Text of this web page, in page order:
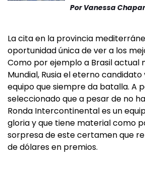
Por Vanessa
La cita en la provincia
oportunidad única de ver a los
Como por ejemplo a Brasil actual
Mundial, Rusia el eterno candidato
equipo que siempre da batalla. A
seleccionado que a pesar de no
Ronda Intercontinental es un
gloria y que tiene material como
sorpresa de este certamen que
de dólares en premios.